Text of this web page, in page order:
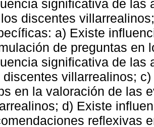
significativa de las
discentes
a) Existe
de preguntas en
significativa de las
discentes villarrealinos;
en la valoración de las
d) Existe
reflexivas